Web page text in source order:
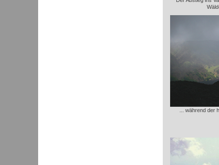
... während der